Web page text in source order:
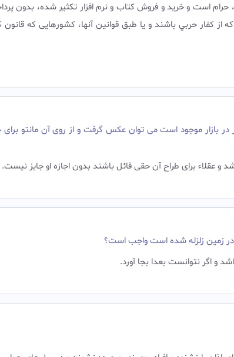
حرام است و خرید و فروش کتاب و نرم افزار تکثیر شده، بدون
کفار حربي باشند و یا طبق قوانین آنها، کشورهایی که قانون
بازار موجود است می توان عکس گرفت و از روی آن مانتو برای
عقلاء برای طراح آن حقی قائل باشند بدون اجازه او جایز نیست.
در زمین زلزله شده است واجب است؟
و اگر نتوانست بعدا بجا آورد.‌